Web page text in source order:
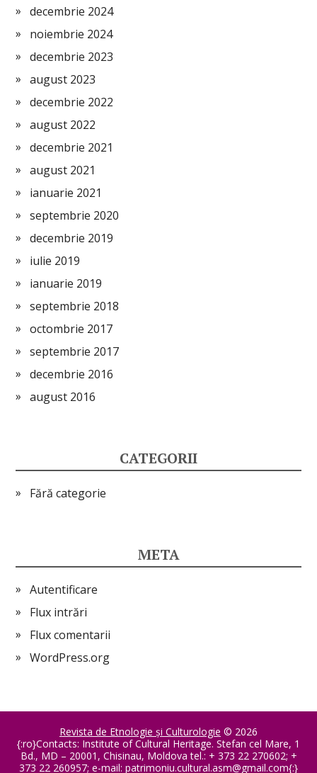
decembrie 2024
noiembrie 2024
decembrie 2023
august 2023
decembrie 2022
august 2022
decembrie 2021
august 2021
ianuarie 2021
septembrie 2020
decembrie 2019
iulie 2019
ianuarie 2019
septembrie 2018
octombrie 2017
septembrie 2017
decembrie 2016
august 2016
CATEGORII
Fără categorie
META
Autentificare
Flux intrări
Flux comentarii
WordPress.org
Revista de Etnologie şi Culturologie © 2026
{:ro}Contacts: Institute of Cultural Heritage. Stefan cel Mare, 1
Bd., MD – 20001, Chisinau, Moldova tel.: + 373 22 270602; +
373 22 260957; e-mail: patrimoniu.cultural.asm@gmail.com{:}